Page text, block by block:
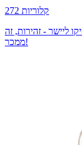
272 קלוריות
ליישר - זהירות, זה
ממכר!